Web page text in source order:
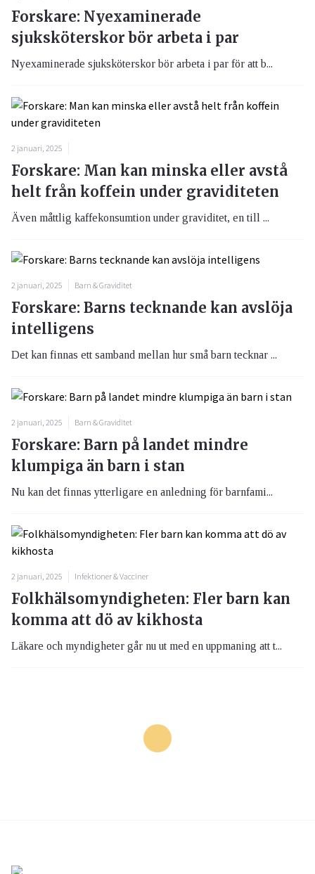
Forskare: Nyexaminerade
sjuksköterskor bör arbeta i par
Nyexaminerade sjuksköterskor bör arbeta i par för att b...
2 januari, 2025
Forskare: Man kan minska eller avstå
helt från koffein under graviditeten
Även måttlig kaffekonsumtion under graviditet, en till ...
2 januari, 2025 Barn & Graviditet
Forskare: Barns tecknande kan avslöja
intelligens
Det kan finnas ett samband mellan hur små barn tecknar ...
2 januari, 2025 Barn & Graviditet
Forskare: Barn på landet mindre
klumpiga än barn i stan
Nu kan det finnas ytterligare en anledning för barnfami...
2 januari, 2025 Infektioner & Vacciner
Folkhälsomyndigheten: Fler barn kan
komma att dö av kikhosta
Läkare och myndigheter går nu ut med en uppmaning att t...